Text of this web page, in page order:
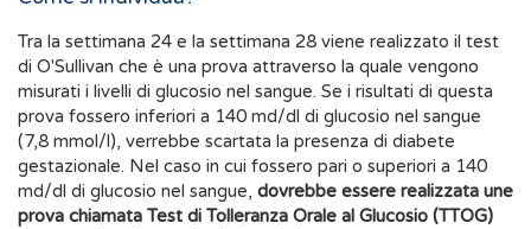
Tra la settimana 24 e la settimana 28 viene realizzato il test
di O'Sullivan che è una prova attraverso la quale vengono
misurati i livelli di glucosio nel sangue. Se i risultati di questa
prova fossero inferiori a 140 md/dl di glucosio nel sangue
(7,8 mmol/l), verrebbe scartata la presenza di diabete
gestazionale. Nel caso in cui fossero pari o superiori a 140
md/dl di glucosio nel sangue, dovrebbe essere realizzata une
prova chiamata Test di Tolleranza Orale al Glucosio (TTOG)